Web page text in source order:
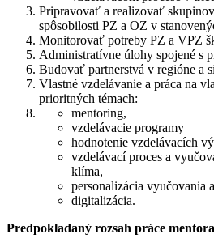
Pripravovať a realizovať
spôsobilosti PZ a OZ v
Monitorovať potreby PZ a VPZ
Administratívne úlohy spojené s
Budovať partnerstvá v regióne a
Vlastné vzdelávanie a práca na
prioritných témach:
mentoring,
vzdelávacie programy
hodnotenie vzdelávacích
vzdelávací proces a
klíma,
personalizácia vyučovania
digitalizácia.
Predpokladaný rozsah práce mentora